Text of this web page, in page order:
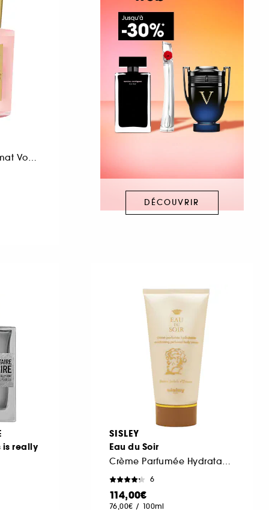
DÉCOUVRIR
is really
SISLEY
Eau du Soir
6
114,00€
76,00€ / 100ml